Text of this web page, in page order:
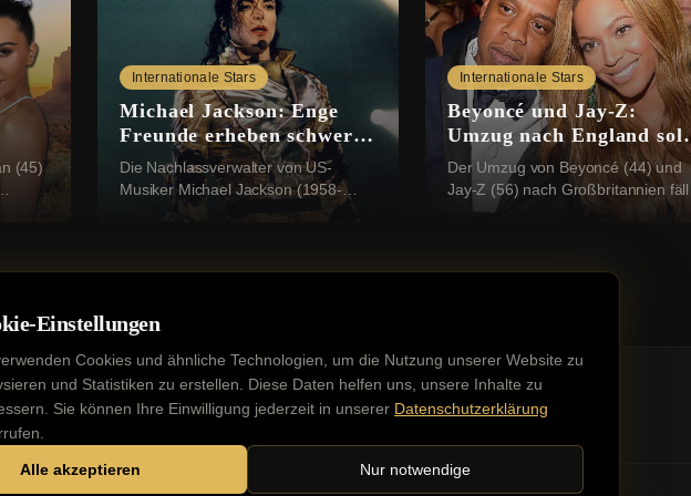
Einstellungen
Cookies und ähnliche Technologien, um die Nutzung unserer Website zu
und Statistiken zu erstellen. Diese Daten helfen uns, unsere Inhalte zu
Sie können Ihre Einwilligung jederzeit in unserer Datenschutzerklärung
Alle akzeptieren Nur notwendige
(45)
Internationale Stars
Michael Jackson: Enge
Freunde erheben schwere
Missbrauchsvorwürfe
Die Nachlassverwalter von US-
Musiker Michael Jackson (1958-
Internationale Stars
Beyoncé und Jay-Z:
Umzug nach England soll
geplatzt sein
Der Umzug von Beyoncé (44) und
Jay-Z (56) nach Großbritannien fällt
angeblich aus. Der Grund: Das
KontaktImpressumDatenschutzWerbung buchen